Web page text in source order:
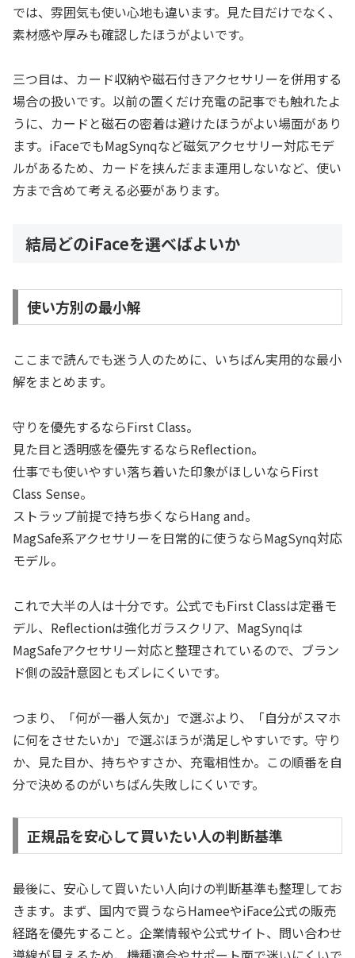
では、雰囲気も使い心地も違います。見た目だけでなく、
素材感や厚みも確認したほうがよいです。
三つ目は、カード収納や磁石付きアクセサリーを併用する
場合の扱いです。以前の置くだけ充電の記事でも触れたよ
うに、カードと磁石の密着は避けたほうがよい場面があり
ます。iFaceでもMagSynqなど磁気アクセサリー対応モデ
ルがあるため、カードを挟んだまま運用しないなど、使い
方まで含めて考える必要があります。
結局どのiFaceを選べばよいか
使い方別の最小解
ここまで読んでも迷う人のために、いちばん実用的な最小
解をまとめます。
守りを優先するならFirst Class。
見た目と透明感を優先するならReflection。
仕事でも使いやすい落ち着いた印象がほしいならFirst
Class Sense。
ストラップ前提で持ち歩くならHang and。
MagSafe系アクセサリーを日常的に使うならMagSynq対応
モデル。
これで大半の人は十分です。公式でもFirst Classは定番モ
デル、Reflectionは強化ガラスクリア、MagSynqは
MagSafeアクセサリー対応と整理されているので、ブラン
ド側の設計意図ともズレにくいです。
つまり、「何が一番人気か」で選ぶより、「自分がスマホ
に何をさせたいか」で選ぶほうが満足しやすいです。守り
か、見た目か、持ちやすさか、充電相性か。この順番を自
分で決めるのがいちばん失敗しにくいです。
正規品を安心して買いたい人の判断基準
最後に、安心して買いたい人向けの判断基準も整理してお
きます。まず、国内で買うならHameeやiFace公式の販売
経路を優先すること。企業情報や公式サイト、問い合わせ